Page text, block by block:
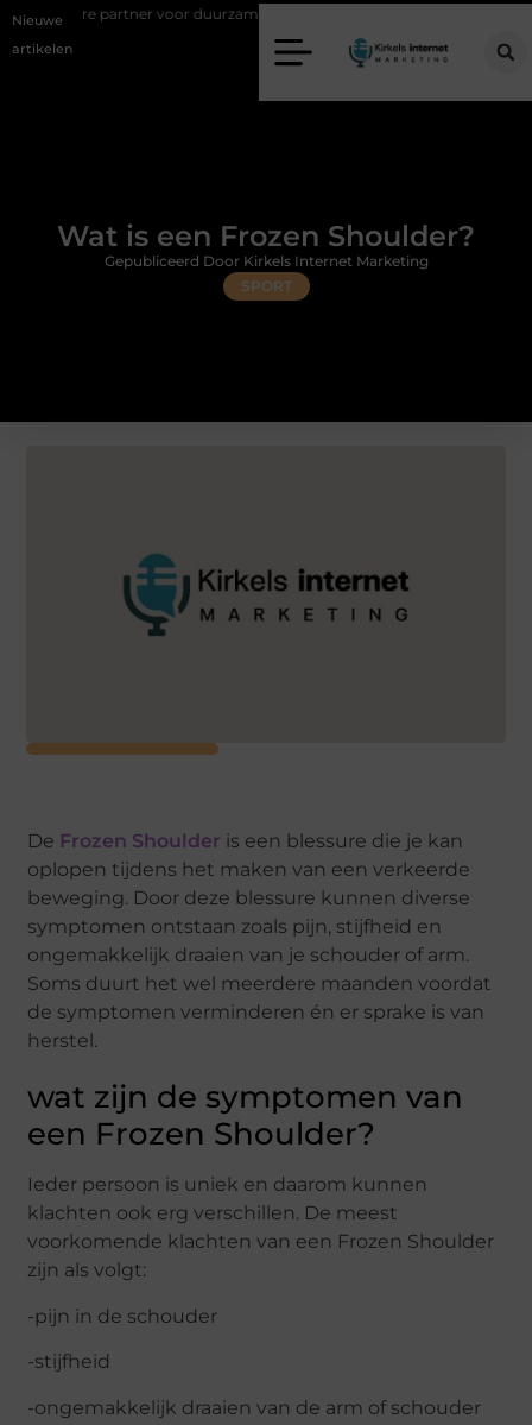
Nieuwe
artikelen
voor duurzame staalconstructies
Wat is een Frozen Shoulder?
SPORT
Gepubliceerd Door Kirkels Internet Marketing
De Frozen Shoulder is een blessure die je kan
oplopen tijdens het maken van een verkeerde
beweging. Door deze blessure kunnen diverse
symptomen ontstaan zoals pijn, stijfheid en
ongemakkelijk draaien van je schouder of arm.
Soms duurt het wel meerdere maanden voordat
de symptomen verminderen én er sprake is van
herstel.
wat zijn de symptomen van
een Frozen Shoulder?
Ieder persoon is uniek en daarom kunnen
klachten ook erg verschillen. De meest
voorkomende klachten van een Frozen Shoulder
zijn als volgt:
-pijn in de schouder
-stijfheid
-ongemakkelijk draaien van de arm of schouder